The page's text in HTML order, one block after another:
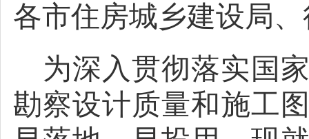
各市住房城乡建设局
为深入贯彻落实国
勘察设计质量和施工